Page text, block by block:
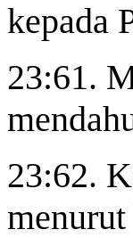
kepada
23:61.
23:62.